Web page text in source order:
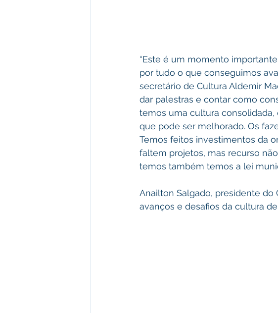
“Este é um momento
por tudo o que conseguimos
secretário de Cultura Aldemir
dar palestras e contar como
temos uma cultura
que pode ser melhorado. Os
Temos feitos investimentos da
faltem projetos, mas recurso
temos também temos a lei
Anailton Salgado, presidente
avanços e desafios da cultura